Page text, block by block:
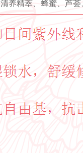
清养精萃、蜂蜜、芦